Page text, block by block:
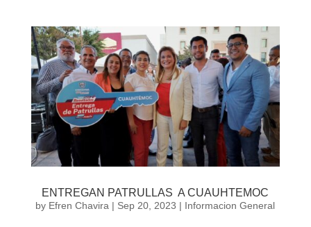
ENTREGAN PATRULLAS A CUAUHTEMOC
by Efren Chavira | Sep 20, 2023 | Informacion General